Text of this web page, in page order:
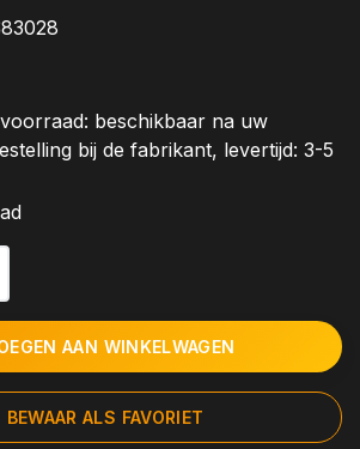
beschikbaar na uw
bij de fabrikant, levertijd: 3-5
AAN WINKELWAGEN
BEWAAR ALS FAVORIET